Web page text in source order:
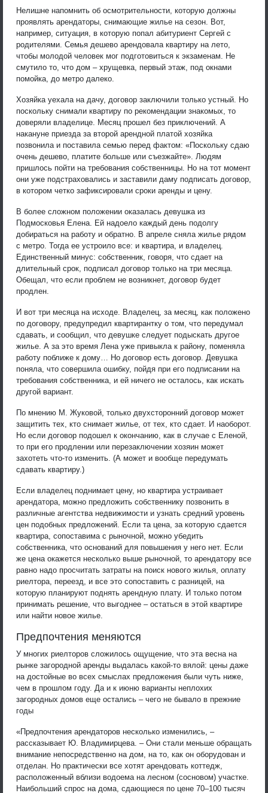
Нелишне напомнить об осмотрительности, которую должны
проявлять арендаторы, снимающие жилье на сезон. Вот,
например, ситуация, в которую попал абитуриент Сергей с
родителями. Семья дешево арендовала квартиру на лето,
чтобы молодой человек мог подготовиться к экзаменам. Не
смутило то, что дом – хрущевка, первый этаж, под окнами
помойка, до метро далеко.
Хозяйка уехала на дачу, договор заключили только устный. Но
поскольку снимали квартиру по рекомендации знакомых, то
доверяли владелице. Месяц прошел без приключений. А
накануне приезда за второй арендной платой хозяйка
позвонила и поставила семью перед фактом: «Поскольку сдаю
очень дешево, платите больше или съезжайте». Людям
пришлось пойти на требования собственницы. Но на тот момент
они уже подстраховались и заставили даму подписать договор,
в котором четко зафиксировали сроки аренды и цену.
В более сложном положении оказалась девушка из
Подмосковья Елена. Ей надоело каждый день подолгу
добираться на работу и обратно. В апреле сняла жилье рядом
с метро. Тогда ее устроило все: и квартира, и владелец.
Единственный минус: собственник, говоря, что сдает на
длительный срок, подписал договор только на три месяца.
Обещал, что если проблем не возникнет, договор будет
продлен.
И вот три месяца на исходе. Владелец, за месяц, как положено
по договору, предупредил квартирантку о том, что передумал
сдавать, и сообщил, что девушке следует подыскать другое
жилье. А за это время Лена уже привыкла к району, поменяла
работу поближе к дому… Но договор есть договор. Девушка
поняла, что совершила ошибку, пойдя при его подписании на
требования собственника, и ей ничего не осталось, как искать
другой вариант.
По мнению М. Жуковой, только двухсторонний договор может
защитить тех, кто снимает жилье, от тех, кто сдает. И наоборот.
Но если договор подошел к окончанию, как в случае с Еленой,
то при его продлении или перезаключении хозяин может
захотеть что-то изменить. (А может и вообще передумать
сдавать квартиру.)
Если владелец поднимает цену, но квартира устраивает
арендатора, можно предложить собственнику позвонить в
различные агентства недвижимости и узнать средний уровень
цен подобных предложений. Если та цена, за которую сдается
квартира, сопоставима с рыночной, можно убедить
собственника, что оснований для повышения у него нет. Если
же цена окажется несколько выше рыночной, то арендатору все
равно надо просчитать затраты на поиск нового жилья, оплату
риелтора, переезд, и все это сопоставить с разницей, на
которую планируют поднять арендную плату. И только потом
принимать решение, что выгоднее – остаться в этой квартире
или найти новое жилье.
Предпочтения меняются
У многих риелторов сложилось ощущение, что эта весна на
рынке загородной аренды выдалась какой-то вялой: цены даже
на достойные во всех смыслах предложения были чуть ниже,
чем в прошлом году. Да и к июню варианты неплохих
загородных домов еще остались – чего не бывало в прежние
годы
«Предпочтения арендаторов несколько изменились, –
рассказывает Ю. Владимирцева. – Они стали меньше обращать
внимание непосредственно на дом, на то, как он оборудован и
отделан. Но практически все хотят арендовать коттедж,
расположенный вблизи водоема на лесном (сосновом) участке.
Наибольший спрос на дома, сдающиеся по цене 70–100 тысяч